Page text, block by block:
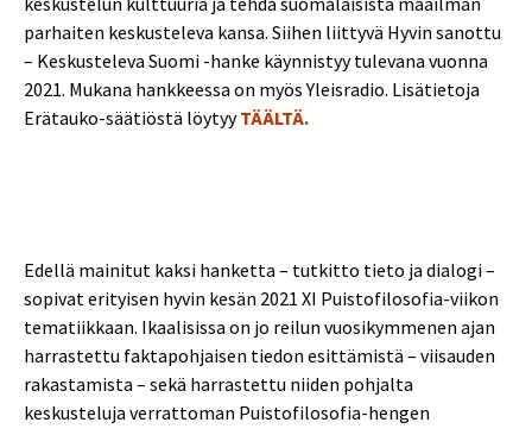
parhaiten keskusteleva kansa. Siihen liittyvä Hyvin sanottu
– Keskusteleva Suomi -hanke käynnistyy tulevana vuonna
2021. Mukana hankkeessa on myös Yleisradio. Lisätietoja
Erätauko-säätiöstä löytyyTÄÄLTÄ.
Edellä mainitut kaksi hanketta – tutkitto tieto ja dialogi –
sopivat erityisen hyvin kesän 2021 XI Puistofilosofia-viikon
tematiikkaan. Ikaalisissa on jo reilun vuosikymmenen ajan
harrastettu faktapohjaisen tiedon esittämistä – viisauden
rakastamista – sekä harrastettu niiden pohjalta
keskusteluja verrattoman Puistofilosofia-hengen